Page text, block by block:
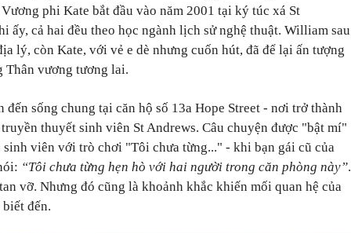
phi Kate bắt đầu vào năm 2001 tại ký túc xá St
ấy, cả hai đều theo học ngành lịch sử nghệ thuật. William sau
lý, còn Kate, với vẻ e dè nhưng cuốn hút, đã để lại ấn tượng
Thân vương tương lai.
đến sống chung tại căn hộ số 13a Hope Street - nơi trở thành
thuyết sinh viên St Andrews. Câu chuyện được "bật mí"
sinh viên với trò chơi "Tôi chưa từng..." - khi bạn gái cũ của
“Tôi chưa từng hẹn hò với hai người trong căn phòng này”.
vỡ. Nhưng đó cũng là khoảnh khắc khiến mối quan hệ của
đến.